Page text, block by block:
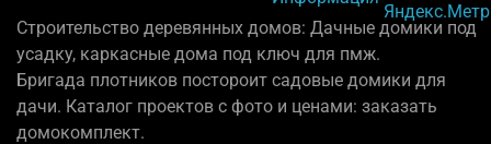
Строительство деревянных домов: Дачные домики под
усадку, каркасные дома под ключ для пмж.
Бригада плотников постороит садовые домики для
дачи. Каталог проектов с фото и ценами: заказать
домокомплект.